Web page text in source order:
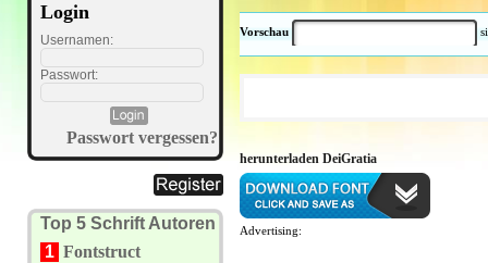
Login
Usernamen:
Passwort:
Passwort vergessen?
Top 5 Schrift Autoren
1 Fontstruct
Vorschau
herunterladen DeiGratia
Advertising: